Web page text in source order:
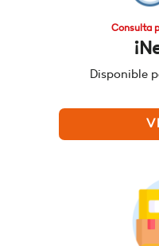
Consulta
Disponible